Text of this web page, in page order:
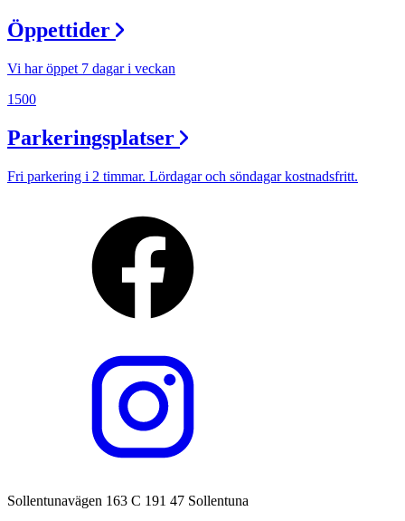
Tryggare handel
Öppettider
Vi har öppet 7 dagar i veckan
1500
Parkeringsplatser
Fri parkering i 2 timmar. Lördagar och söndagar kostnadsfritt.
Sollentunavägen 163 C 191 47 Sollentuna